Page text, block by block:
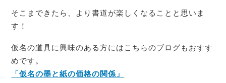
そこまできたら、より書道が楽しくなることと思いま
す！
仮名の道具に興味のある方にはこちらのブログもおすす
めです。
「仮名の墨と紙の価格の関係」